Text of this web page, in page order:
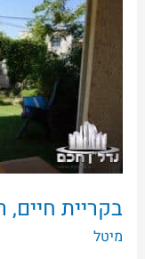
בקריית חיים,
מיטל
חיים,
איציק
מאנגר